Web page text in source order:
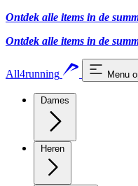
Ontdek alle items in de
Ontdek alle items in de
All4running Menu
Dames
Heren